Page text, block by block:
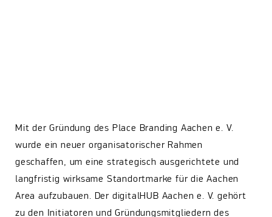
Mit der Gründung des Place Branding Aachen e. V.
wurde ein neuer organisatorischer Rahmen
geschaffen, um eine strategisch ausgerichtete und
langfristig wirksame Standortmarke für die Aachen
Area aufzubauen. Der digitalHUB Aachen e. V. gehört
zu den Initiatoren und Gründungsmitgliedern des